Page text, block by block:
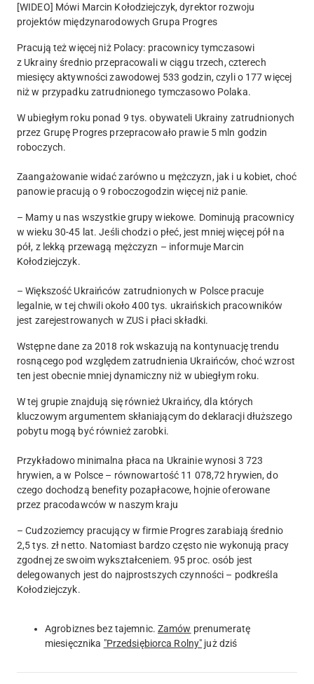
[WIDEO] Mówi Marcin Kołodziejczyk, dyrektor rozwoju
projektów międzynarodowych Grupa Progres
Pracują też więcej niż Polacy: pracownicy tymczasowi
z Ukrainy średnio przepracowali w ciągu trzech, czterech
miesięcy aktywności zawodowej 533 godzin, czyli o 177 więcej
niż w przypadku zatrudnionego tymczasowo Polaka.
W ubiegłym roku ponad 9 tys. obywateli Ukrainy zatrudnionych
przez Grupę Progres przepracowało prawie 5 mln godzin
roboczych.
Zaangażowanie widać zarówno u mężczyzn, jak i u kobiet, choć
panowie pracują o 9 roboczogodzin więcej niż panie.
– Mamy u nas wszystkie grupy wiekowe. Dominują pracownicy
w wieku 30-45 lat. Jeśli chodzi o płeć, jest mniej więcej pół na
pół, z lekką przewagą mężczyzn – informuje Marcin
Kołodziejczyk.
– Większość Ukraińców zatrudnionych w Polsce pracuje
legalnie, w tej chwili około 400 tys. ukraińskich pracowników
jest zarejestrowanych w ZUS i płaci składki.
Wstępne dane za 2018 rok wskazują na kontynuację trendu
rosnącego pod względem zatrudnienia Ukraińców, choć wzrost
ten jest obecnie mniej dynamiczny niż w ubiegłym roku.
W tej grupie znajdują się również Ukraińcy, dla których
kluczowym argumentem skłaniającym do deklaracji dłuższego
pobytu mogą być również zarobki.
Przykładowo minimalna płaca na Ukrainie wynosi 3 723
hrywien, a w Polsce – równowartość 11 078,72 hrywien, do
czego dochodzą benefity pozapłacowe, hojnie oferowane
przez pracodawców w naszym kraju
– Cudzoziemcy pracujący w firmie Progres zarabiają średnio
2,5 tys. zł netto. Natomiast bardzo często nie wykonują pracy
zgodnej ze swoim wykształceniem. 95 proc. osób jest
delegowanych jest do najprostszych czynności – podkreśla
Kołodziejczyk.
Agrobiznes bez tajemnic. Zamów prenumeratę
miesięcznika "Przedsiębiorca Rolny" już dziś